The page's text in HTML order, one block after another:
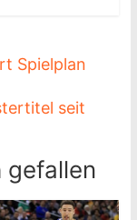
Spielplan
seit
gefallen